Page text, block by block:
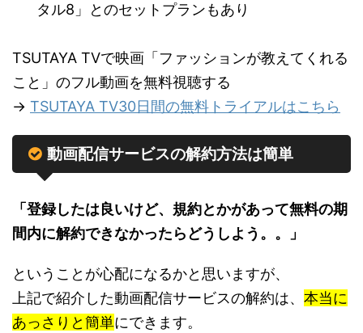
タル8」とのセットプランもあり
TSUTAYA TVで映画「ファッションが教えてくれる
こと」のフル動画を無料視聴する
→ TSUTAYA TV30日間の無料トライアルはこちら
動画配信サービスの解約方法は簡単
「登録したは良いけど、規約とかがあって無料の期
間内に解約できなかったらどうしよう。。」
ということが心配になるかと思いますが、
上記で紹介した動画配信サービスの解約は、 本当に
あっさりと簡単にできます。